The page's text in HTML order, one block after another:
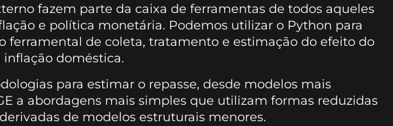
fazem parte da caixa de ferramentas de todos aqueles
e política monetária. Podemos utilizar o Python para
ferramental de coleta, tratamento e estimação do efeito do
inflação doméstica.
para estimar o repasse, desde modelos mais
a abordagens mais simples que utilizam formas reduzidas
de modelos estruturais menores.